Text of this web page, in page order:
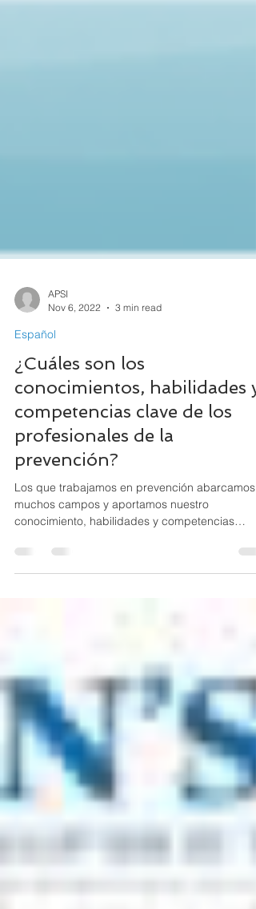
Nov 6, 2022
Español
¿Cuáles son los
conocimientos, habilidades y
competencias clave de los
profesionales de la
prevención?
Los que trabajamos en prevención abarcamos
conocimiento, habilidades y competencias
mientras abordamos...